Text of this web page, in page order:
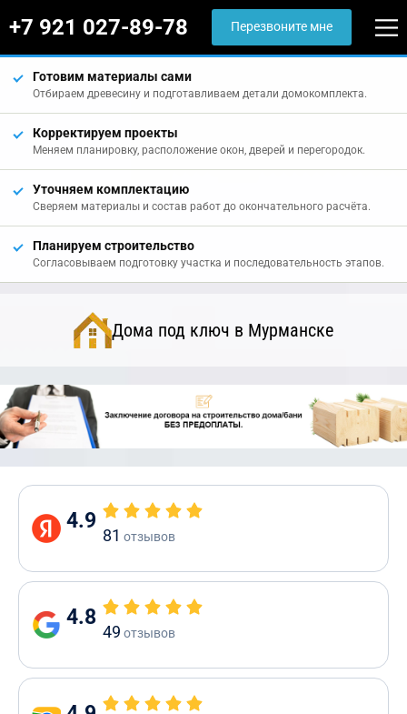
+7 921 027-89-78 Перезвоните мне
Готовим материалы сами
Отбираем древесину и подготавливаем детали домокомплекта.
Корректируем проекты
Меняем планировку, расположение окон, дверей и перегородок.
Уточняем комплектацию
Сверяем материалы и состав работ до окончательного расчёта.
Планируем строительство
Согласовываем подготовку участка и последовательность этапов.
Дома под ключ в Мурманске
4.9
81 отзывов
4.8
49 отзывов